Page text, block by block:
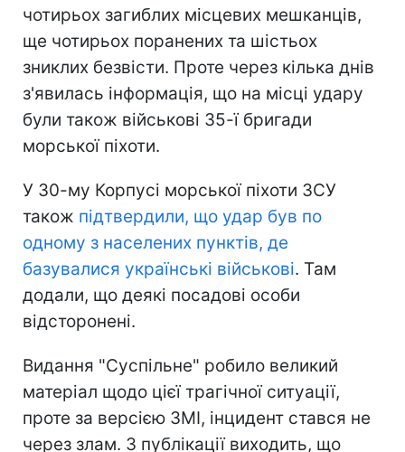
чотирьох загиблих місцевих мешканців,
ще чотирьох поранених та шістьох
зниклих безвісти. Проте через кілька днів
з'явилась інформація, що на місці удару
були також військові 35-ї бригади
морської піхоти.
У 30-му Корпусі морської піхоти ЗСУ
також підтвердили, що удар був по
одному з населених пунктів, де
базувалися українські військові. Там
додали, що деякі посадові особи
відсторонені.
Видання "Суспільне" робило великий
матеріал щодо цієї трагічної ситуації,
проте за версією ЗМІ, інцидент стався не
через злам. З публікації виходить, що